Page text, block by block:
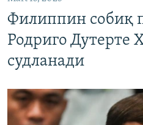
Филиппин собиқ
Родриго Дутерте
судланади